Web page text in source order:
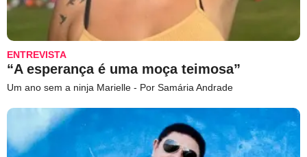
ENTREVISTA
“A esperança é uma moça teimosa”
Um ano sem a ninja Marielle - Por Samária Andrade